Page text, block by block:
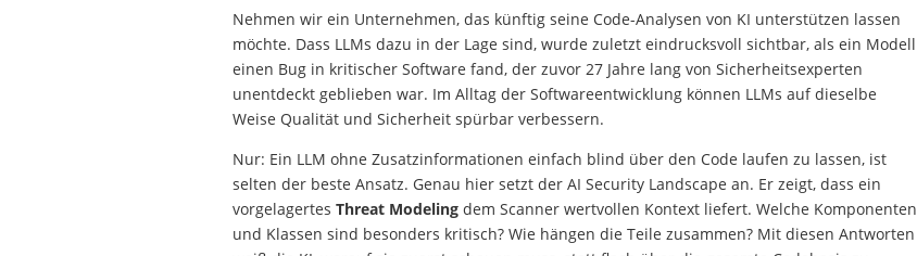
Nehmen wir ein Unternehmen, das künftig seine Code-Analysen von KI unterstützen lassen
möchte. Dass LLMs dazu in der Lage sind, wurde zuletzt eindrucksvoll sichtbar, als ein Modell
einen Bug in kritischer Software fand, der zuvor 27 Jahre lang von Sicherheitsexperten
unentdeckt geblieben war. Im Alltag der Softwareentwicklung können LLMs auf dieselbe
Weise Qualität und Sicherheit spürbar verbessern.
Nur: Ein LLM ohne Zusatzinformationen einfach blind über den Code laufen zu lassen, ist
selten der beste Ansatz. Genau hier setzt der AI Security Landscape an. Er zeigt, dass ein
vorgelagertes Threat Modelingdem Scanner wertvollen Kontext liefert. Welche Komponenten
und Klassen sind besonders kritisch? Wie hängen die Teile zusammen? Mit diesen Antworten